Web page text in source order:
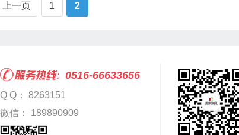
上一页 1 2
0516-66633656
Q Q： 8263151
微信： 189890909